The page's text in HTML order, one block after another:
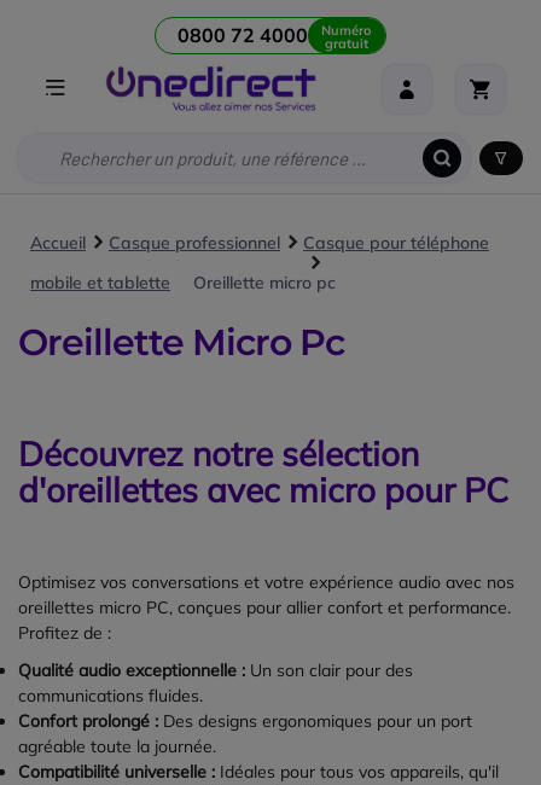
0800 72 4000 Numéro
gratuit
Accueil Casque professionnel
Casque pour téléphone
mobile et tablette
Oreillette micro pc
Oreillette Micro Pc
Découvrez notre sélection
d'oreillettes avec micro pour PC
Optimisez vos conversations et votre expérience audio avec nos
oreillettes micro PC, conçues pour allier confort et performance.
Profitez de :
Qualité audio exceptionnelle : Un son clair pour des
communications fluides.
Confort prolongé : Des designs ergonomiques pour un port
agréable toute la journée.
Compatibilité universelle : Idéales pour tous vos appareils, qu'il